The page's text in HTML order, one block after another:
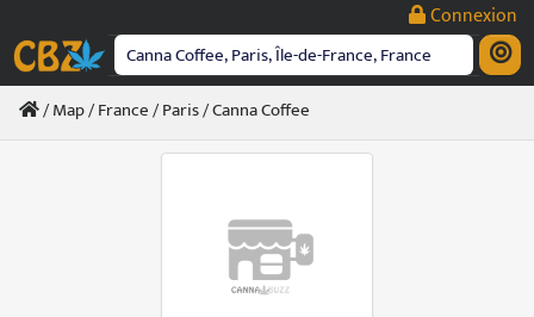
contenu
Connexion
/Map/France/Paris/ Canna Coffee